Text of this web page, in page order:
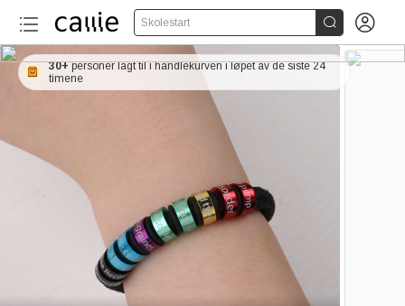
Skolestart  
30+personer lagt til i handlekurven i løpet av de siste 24
timene